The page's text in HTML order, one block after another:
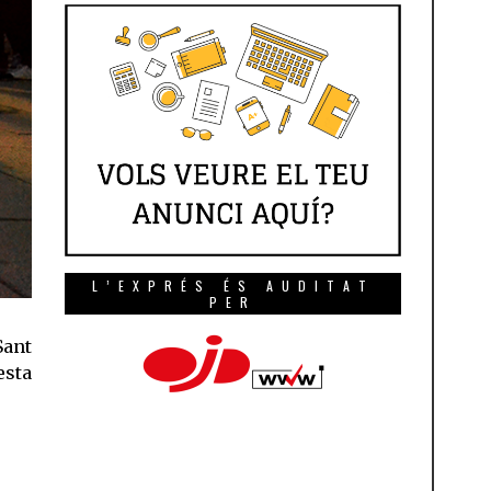
L’EXPRÉS ÉS AUDITAT
PER